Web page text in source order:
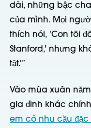
dài, những bậc
của mình. Mọi
thích nói, 'Con tôi
Stanford,' nhưng
tật.'”
Vào mùa xuân
gia đình khác
em có nhu cầu đặc